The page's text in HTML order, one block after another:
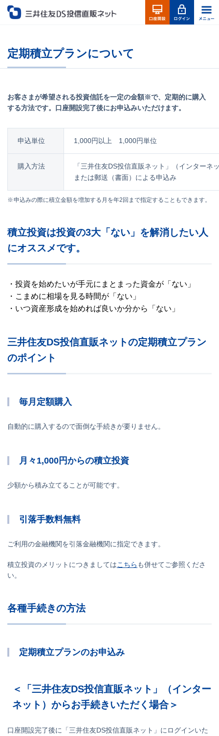
定期積立プランについて
お客さまが希望される投資信託を一定の金額※で、定期的に購入
する方法です。口座開設完了後にお申込みいただけます。
申込単位 1,000円以上 1,000円単位
購入方法
「三井住友DS投信直販ネット」（インターネ
または郵送（書面）による申込み
申込みの際に積立金額を増加する月を年2回まで指定することもできます。
積立投資は投資の3大「ない」を解消したい人
にオススメです。
投資を始めたいが手元にまとまった資金が「ない」
こまめに相場を見る時間が「ない」
いつ資産形成を始めれば良いか分から「ない」
三井住友DS投信直販ネットの定期積立プラン
のポイント
毎月定額購入
自動的に購入するので面倒な手続きが要りません。
月々1,000円からの積立投資
少額から積み立てることが可能です。
引落手数料無料
ご利用の金融機関を引落金融機関に指定できます。
積立投資のメリットにつきましてはこちら も併せてご参照くださ
い。
各種手続きの方法
定期積立プランのお申込み
＜「三井住友DS投信直販ネット」（インター
ネット）からお手続きいただく場合＞
口座開設完了後に「三井住友DS投信直販ネット」にログインいた